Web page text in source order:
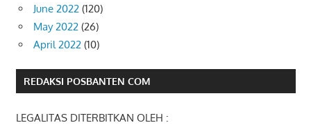
June 2022 (120)
May 2022 (26)
April 2022 (10)
REDAKSI POSBANTEN COM
LEGALITAS DITERBITKAN OLEH :